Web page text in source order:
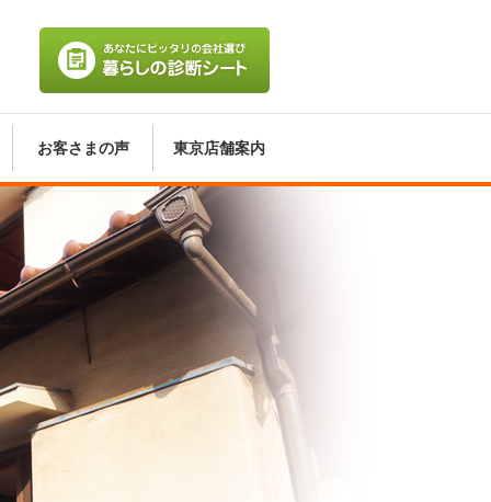
らしの診断シート
お客さまの声
東京店舗案内